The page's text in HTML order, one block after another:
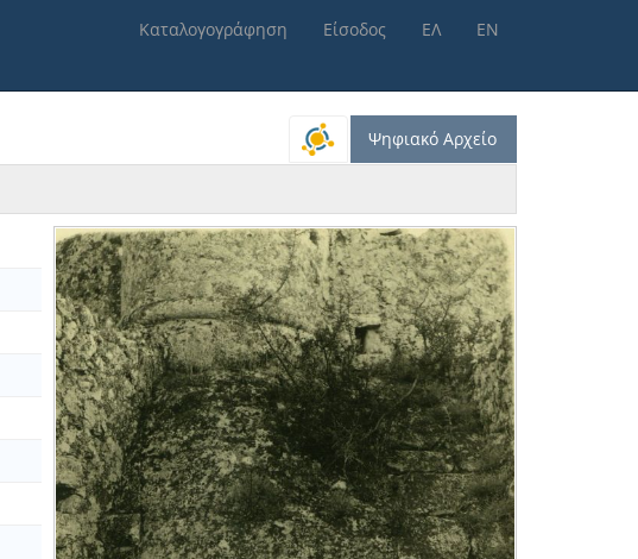
Καταλογογράφηση Είσοδος ΕΛ ΕΝ
Ψηφιακό Αρχείο